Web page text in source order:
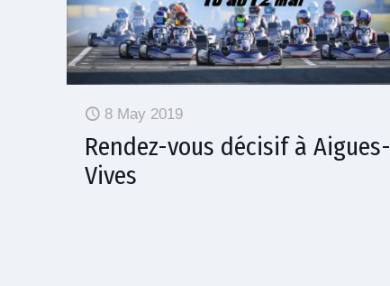
8 May 2019
Rendez-vous décisif à Aigues-
Vives